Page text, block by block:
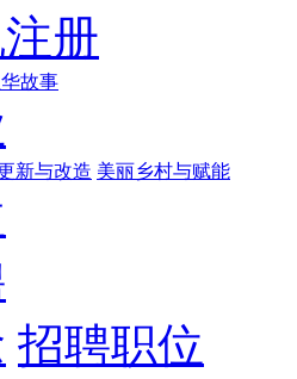
册
故事
新与改造 美丽乡村与赋能
招聘职位